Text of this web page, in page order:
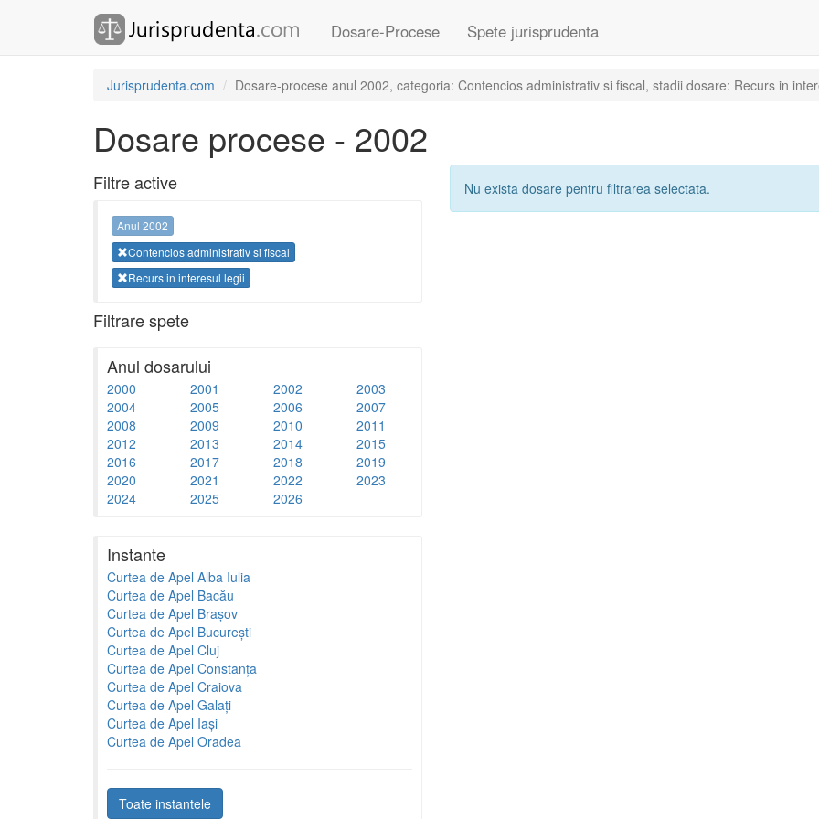
Dosare-Procese Spete jurisprudenta
Jurisprudenta.com Dosare-procese anul 2002, categoria: Contencios administrativ si fiscal, stadii dosare: Recurs in
Dosare procese - 2002
Filtre active
Anul 2002
Contencios administrativ si fiscal
Recurs in interesul legii
Filtrare spete
Anul dosarului
2000 2001 2002
2003
2004
2005 2006
2007
2008
2009 2010
2011
2012
2013 2014
2015
2016
2017 2018
2019
2020
2021 2022
2023
2024
2025 2026
Instante
Curtea de Apel Alba Iulia
Curtea de Apel Bacău
Curtea de Apel Brașov
Curtea de Apel București
Curtea de Apel Cluj
Curtea de Apel Constanța
Curtea de Apel Craiova
Curtea de Apel Galați
Curtea de Apel Iași
Curtea de Apel Oradea
Toate instantele
Nu exista dosare pentru filtrarea selectata.